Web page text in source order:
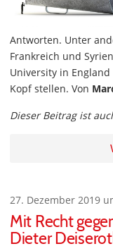
Antworten. Unter
Frankreich und
University in
Kopf stellen. Von
Dieser Beitrag ist
27. Dezember 2019
Mit Recht
Dieter